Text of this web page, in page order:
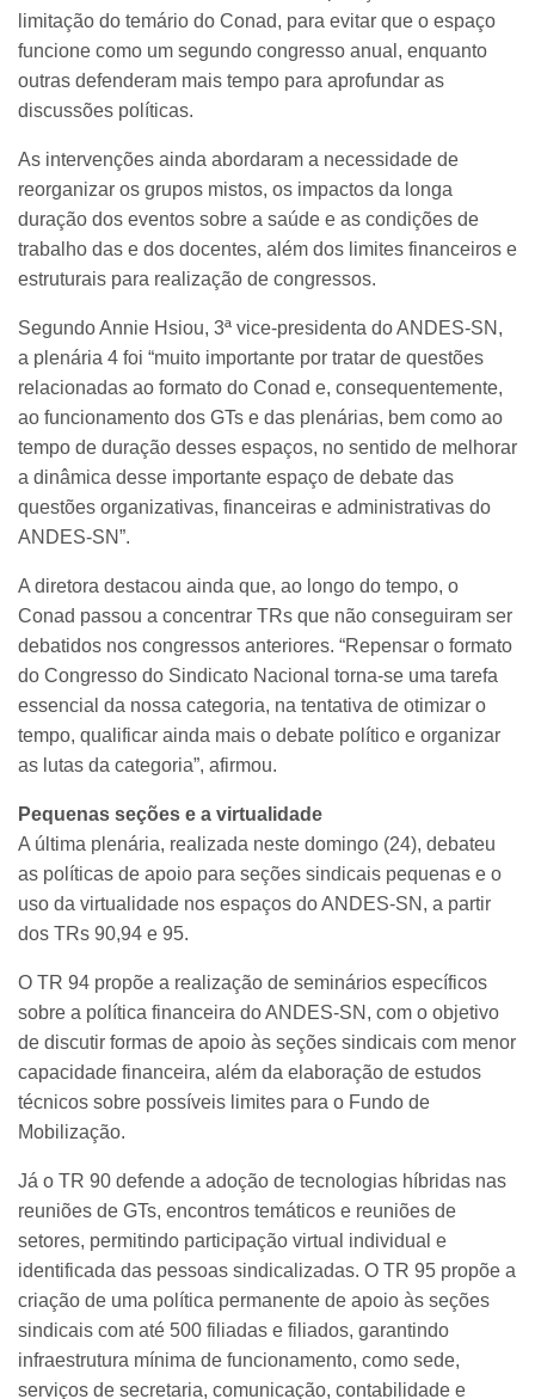
limitação do temário do Conad, para evitar que o espaço
funcione como um segundo congresso anual, enquanto
outras defenderam mais tempo para aprofundar as
discussões políticas.
As intervenções ainda abordaram a necessidade de
reorganizar os grupos mistos, os impactos da longa
duração dos eventos sobre a saúde e as condições de
trabalho das e dos docentes, além dos limites financeiros e
estruturais para realização de congressos.
Segundo Annie Hsiou, 3ª vice-presidenta do ANDES-SN,
a plenária 4 foi “muito importante por tratar de questões
relacionadas ao formato do Conad e, consequentemente,
ao funcionamento dos GTs e das plenárias, bem como ao
tempo de duração desses espaços, no sentido de melhorar
a dinâmica desse importante espaço de debate das
questões organizativas, financeiras e administrativas do
ANDES-SN”.
A diretora destacou ainda que, ao longo do tempo, o
Conad passou a concentrar TRs que não conseguiram ser
debatidos nos congressos anteriores. “Repensar o formato
do Congresso do Sindicato Nacional torna-se uma tarefa
essencial da nossa categoria, na tentativa de otimizar o
tempo, qualificar ainda mais o debate político e organizar
as lutas da categoria”, afirmou.
Pequenas seções e a virtualidade
A última plenária, realizada neste domingo (24), debateu
as políticas de apoio para seções sindicais pequenas e o
uso da virtualidade nos espaços do ANDES-SN, a partir
dos TRs 90,94 e 95.
O TR 94 propõe a realização de seminários específicos
sobre a política financeira do ANDES-SN, com o objetivo
de discutir formas de apoio às seções sindicais com menor
capacidade financeira, além da elaboração de estudos
técnicos sobre possíveis limites para o Fundo de
Mobilização.
Já o TR 90 defende a adoção de tecnologias híbridas nas
reuniões de GTs, encontros temáticos e reuniões de
setores, permitindo participação virtual individual e
identificada das pessoas sindicalizadas. O TR 95 propõe a
criação de uma política permanente de apoio às seções
sindicais com até 500 filiadas e filiados, garantindo
infraestrutura mínima de funcionamento, como sede,
serviços de secretaria, comunicação, contabilidade e